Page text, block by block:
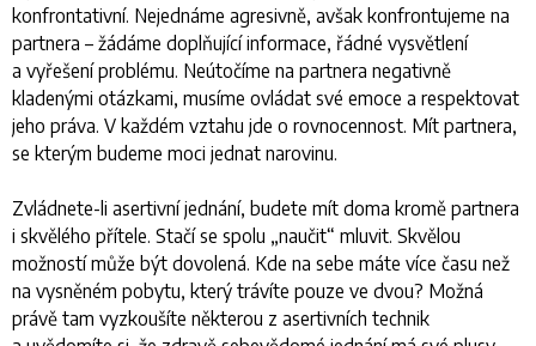
konfrontativní. Nejednáme agresivně, avšak konfrontujeme na
partnera – žádáme doplňující informace, řádné vysvětlení
a vyřešení problému. Neútočíme na partnera negativně
kladenými otázkami, musíme ovládat své emoce a respektovat
jeho práva. V každém vztahu jde o rovnocennost. Mít partnera,
se kterým budeme moci jednat narovinu.
Zvládnete-li asertivní jednání, budete mít doma kromě partnera
i skvělého přítele. Stačí se spolu „naučit“ mluvit. Skvělou
možností může být dovolená. Kde na sebe máte více času než
na vysněném pobytu, který trávíte pouze ve dvou? Možná
právě tam vyzkoušíte některou z asertivních technik